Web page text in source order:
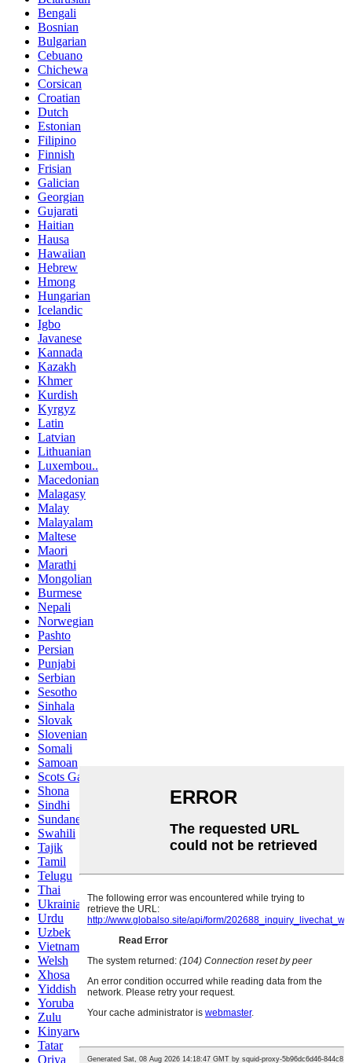
Bengali
Bosnian
Bulgarian
Cebuano
Chichewa
Corsican
Croatian
Dutch
Estonian
Filipino
Finnish
Frisian
Galician
Georgian
Gujarati
Haitian
Hausa
Hawaiian
Hebrew
Hmong
Hungarian
Icelandic
Igbo
Javanese
Kannada
Kazakh
Khmer
Kurdish
Kyrgyz
Latin
Latvian
Lithuanian
Luxembou..
Macedonian
Malagasy
Malay
Malayalam
Maltese
Maori
Marathi
Mongolian
Burmese
Nepali
Norwegian
Pashto
Persian
Punjabi
Serbian
Sesotho
Sinhala
Slovak
Slovenian
Somali
Samoan
Scots Gaelic
Shona
Sindhi
Sundanese
Swahili
Tajik
Tamil
Telugu
Thai
Ukrainian
Urdu
Uzbek
Vietnamese
Welsh
Xhosa
Yiddish
Yoruba
Zulu
Kinyarwanda
Tatar
Oriya